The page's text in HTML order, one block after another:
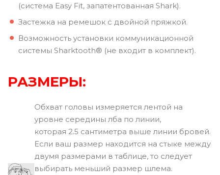
(система Easy Fit, запатентованная Shark).
Застежка на ремешок с двойной пряжкой.
Возможность установки коммуникационной
системы Sharktooth® (не входит в комплект).
РАЗМЕРЫ:
Обхват головы измеряется лентой на
уровне середины лба по линии,
которая 2.5 сантиметра выше линии бровей.
Если ваш размер находится на стыке между
двумя размерами в таблице, то следует
выбирать меньший размер шлема.